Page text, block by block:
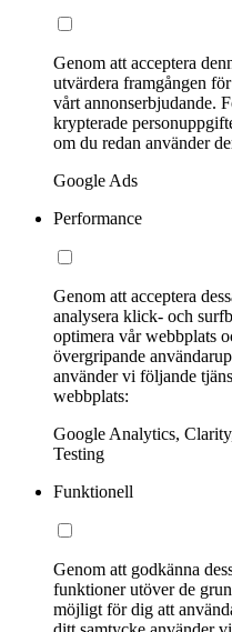
Genom att acceptera
utvärdera framgången
vårt annonserbjudande.
krypterade
om du redan använder
Google Ads
Performance
Genom att acceptera
analysera klick- och
optimera vår webbplats
övergripande
använder vi följande
webbplats:
Google Analytics,
Testing
Funktionell
Genom att godkänna
funktioner utöver de
möjligt för dig att